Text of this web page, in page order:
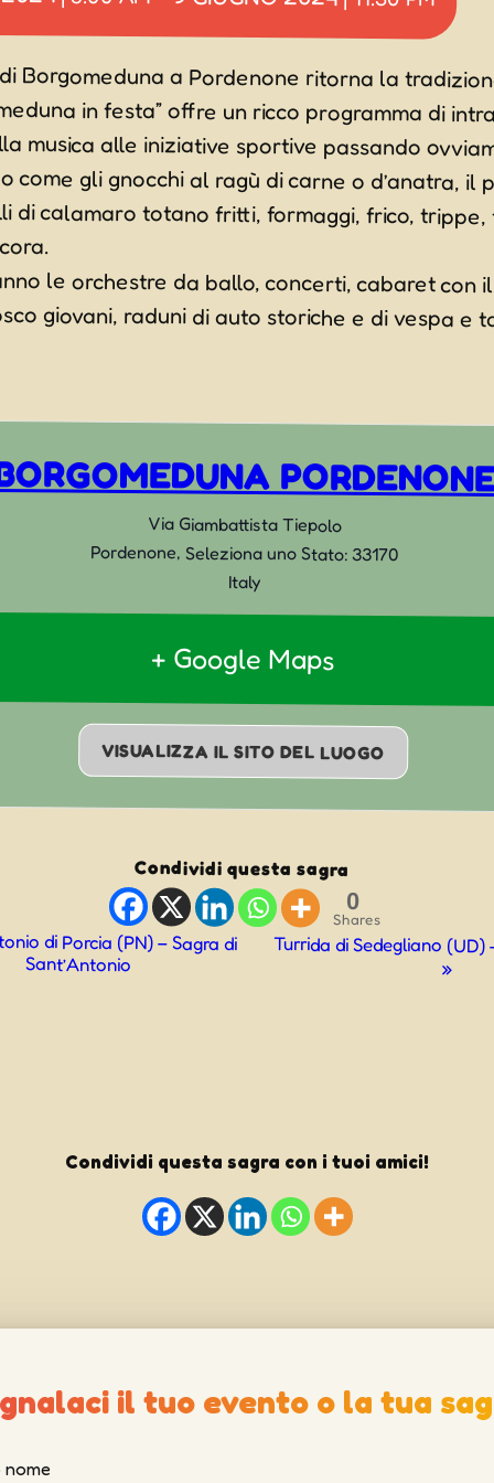
Borgomeduna a Pordenone ritorna la
in festa” offre un ricco programma di
musica alle iniziative sportive passando
come gli gnocchi al ragù di carne o d’anatra, il
di calamaro totano fritti, formaggi, frico, trippe,
le orchestre da ballo, concerti, cabaret con
giovani, raduni di auto storiche e di vespa
Via Giambattista Tiepolo
Pordenone, Seleziona uno Stato: 33170
Italy
+ Google Maps
VISUALIZZA IL SITO DEL LUOGO
Condividi questa sagra
0
Shares
di Porcia (PN) – Sagra di
Sant’Antonio
Turrida di Sedegliano (UD)
»
Condividi questa sagra con i tuoi amici!
il tuo evento o la tua
nome